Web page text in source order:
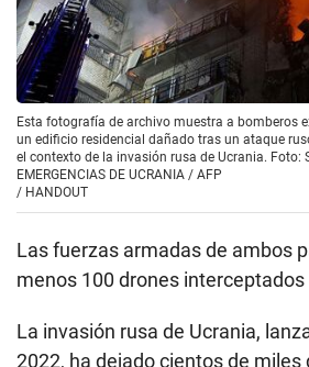
Esta fotografía de archivo muestra a bomberos
un edificio residencial dañado tras un ataque
el contexto de la invasión rusa de Ucrania. Foto:
EMERGENCIAS DE UCRANIA / AFP
/ HANDOUT
Las fuerzas armadas de ambos
menos 100 drones interceptados
La invasión rusa de Ucrania,
2022, ha dejado cientos de miles